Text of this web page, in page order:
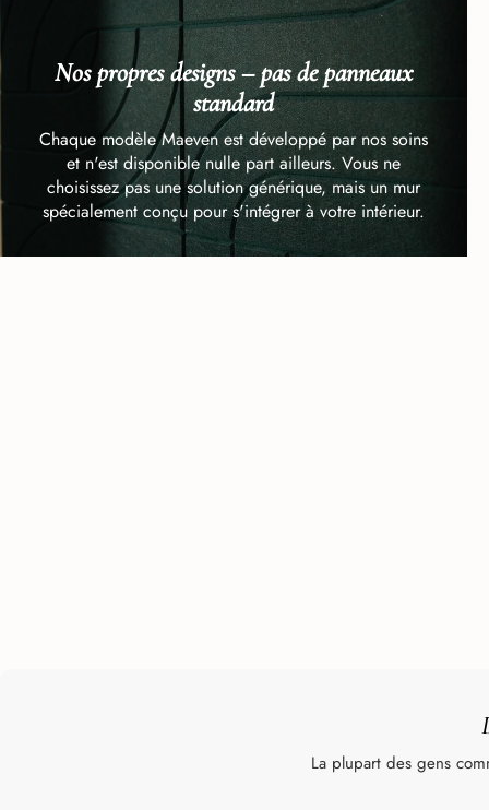
Nos propres designs – pas de panneaux
standard
Chaque modèle Maeven est développé par nos soins
et n'est disponible nulle part ailleurs. Vous ne
choisissez pas une solution générique, mais un mur
spécialement conçu pour s'intégrer à votre intérieur.
La plupart des gens